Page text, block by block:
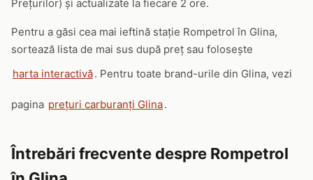
Prețurilor) și actualizate la fiecare 2 ore.
Pentru a găsi cea mai ieftină stație Rompetrol în Glina,
sortează lista de mai sus după preț sau folosește
harta interactivă. Pentru toate brand-urile din Glina, vezi
pagina prețuri carburanți Glina.
Întrebări frecvente despre Rompetrol